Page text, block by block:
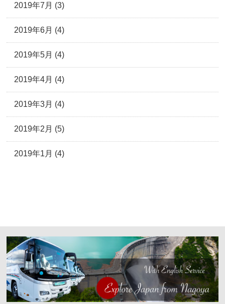
2019年7月 (3)
2019年6月 (4)
2019年5月 (4)
2019年4月 (4)
2019年3月 (4)
2019年2月 (5)
2019年1月 (4)